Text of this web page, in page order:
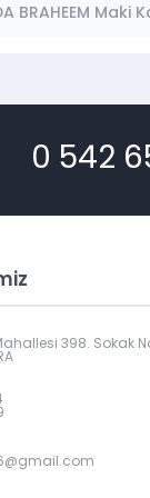
BRAHEEM Maki
0 542
398. Sokak